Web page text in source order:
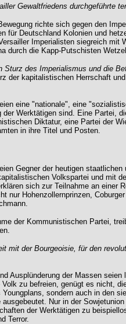
Gewaltfriedens durchgeführte
richte sich gegen den
für Deutschland Kolonien und
Imperialisten siegreich
durch die Kapp-Putschisten
des Imperialismus und die
der kapitalistischen Herrschaft
eine "nationale", eine
Werktätigen sind. Eine Partei,
Diktatur, eine Partei der
in ihre Titel und Posten.
Gegner der heutigen
Volkspartei und mit
sich zur Teilnahme an
nur Hohenzollernprinzen,
der Kommunistischen Partei,
mit der Bourgeoisie, für den
Ausplünderung der Massen
zu befreien, genügt es nicht,
sondern auch in den
Nur in der
der Werktätigen zu
Terror.